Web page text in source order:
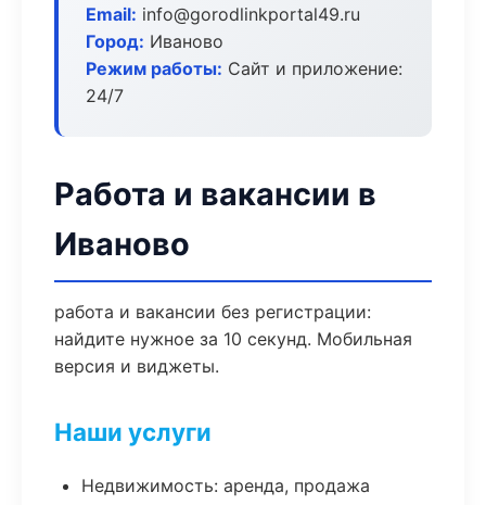
Email: info@gorodlinkportal49.ru
Город: Иваново
Режим работы: Сайт и приложение:
24/7
Работа и вакансии в
Иваново
работа и вакансии без регистрации:
найдите нужное за 10 секунд. Мобильная
версия и виджеты.
Наши услуги
Недвижимость: аренда, продажа